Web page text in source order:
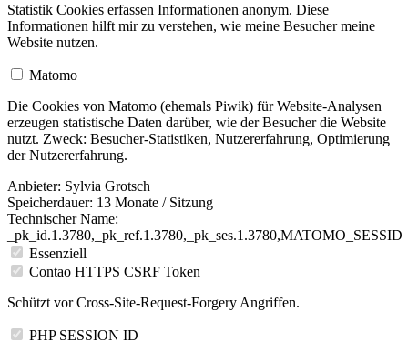
Statistik Cookies erfassen Informationen anonym. Diese
Informationen hilft mir zu verstehen, wie meine Besucher meine
Website nutzen.
Matomo
Die Cookies von Matomo (ehemals Piwik) für Website-Analysen
erzeugen statistische Daten darüber, wie der Besucher die Website
nutzt. Zweck: Besucher-Statistiken, Nutzererfahrung, Optimierung
der Nutzererfahrung.
Anbieter: Sylvia Grotsch
Speicherdauer: 13 Monate / Sitzung
Technischer Name:
_pk_id.1.3780,_pk_ref.1.3780,_pk_ses.1.3780,MATOMO_SESSID
Essenziell
Contao HTTPS CSRF Token
Schützt vor Cross-Site-Request-Forgery Angriffen.
PHP SESSION ID